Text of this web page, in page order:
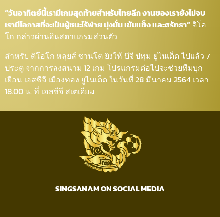
“วันอาทิตย์นี้เรามีเกมสุดท้ายสำหรับไทยลีก งานของเรายังไม่จบ
เรามีโอกาสที่จะเป็นผู้ชนะไร้พ่าย มุ่งมั่น เข้มแข็ง และศรัทธา” ดิโอ
โก กล่าวผ่านอินสตาแกรมส่วนตัว
สำหรับ ดิโอโก หลุยส์ ซานโต ยิงให้ บีจี ปทุม ยูไนเต็ด ไปแล้ว 7
ประตู จากการลงสนาม 12 เกม โปรแกรมต่อไปจะช่วยทีมบุก
เยือน เอสซีจี เมืองทอง ยูไนเต็ด ในวันที่ 28 มีนาคม 2564 เวลา
18.00 น. ที่ เอสซีจี สเตเดียม
SINGSANAM ON SOCIAL MEDIA